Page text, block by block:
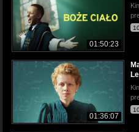
01:50:23
01:36:07